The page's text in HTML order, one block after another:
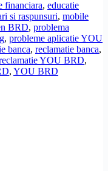
financiara, educatie
si raspunsuri, mobile
BRD, problema
, probleme aplicatie YOU
banca, reclamatie banca,
YOU BRD,
, YOU BRD